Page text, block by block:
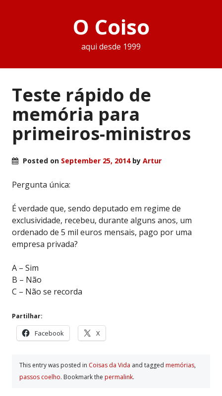
O Coiso
aqui desde 1999
Teste rápido de
memória para
primeiros-ministros
Posted on September 25, 2014by Artur
Pergunta única:
É verdade que, sendo deputado em regime de
exclusividade, recebeu, durante alguns anos, um
ordenado de 5 mil euros mensais, pago por uma
empresa privada?
A – Sim
B – Não
C – Não se recorda
Partilhar:
Facebook X
This entry was posted in Coisas da Vida and tagged memórias,
passos coelho. Bookmark the permalink.